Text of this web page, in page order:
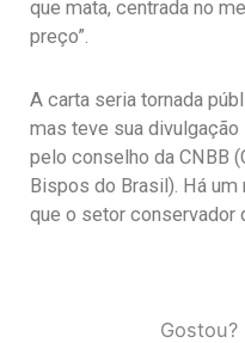
que mata, centrada no
preço”.
A carta seria tornada
mas teve sua
pelo conselho da CNBB
Bispos do Brasil). Há
que o setor conservador